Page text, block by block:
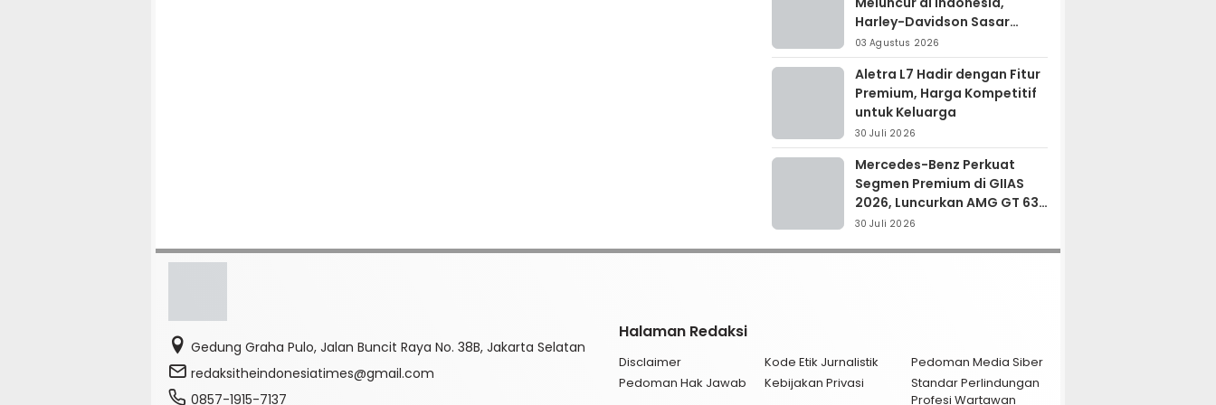
Harley-Davidson Sasar
Kolektor Motor Premium
03 Agustus 2026
Aletra L7 Hadir dengan Fitur
Premium, Harga Kompetitif
untuk Keluarga
30 Juli 2026
Mercedes-Benz Perkuat
Segmen Premium di GIIAS
2026, Luncurkan AMG GT 63
PRO dan GLC 200
30 Juli 2026
Gedung Graha Pulo, Jalan Buncit Raya No. 38B, Jakarta Selatan
redaksitheindonesiatimes@gmail.com
0857-1915-7137
Halaman Redaksi
Disclaimer Kode Etik Jurnalistik
Pedoman Media Siber
Pedoman Hak Jawab
Kebijakan Privasi
Standar Perlindungan
Profesi Wartawan